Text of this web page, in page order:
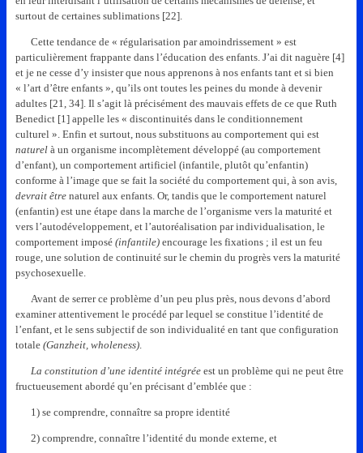
surtout de certaines sublimations [22].
Cette tendance de « régularisation par amoindrissement » est
particulièrement frappante dans l’éducation des enfants. J’ai dit naguère [4]
et je ne cesse d’y insister que nous apprenons à nos enfants tant et si bien
« l’art d’être enfants », qu’ils ont toutes les peines du monde à devenir
adultes [21, 34]. Il s’agit là précisément des mauvais effets de ce que Ruth
Benedict [1] appelle les « discontinuités dans le conditionnement
culturel ». Enfin et surtout, nous substituons au comportement qui est
naturelà un organisme incomplètement développé (au comportement
d’enfant), un comportement artificiel (infantile, plutôt qu’enfantin)
conforme à l’image que se fait la société du comportement qui, à son avis,
devrait êtrenaturel aux enfants. Or, tandis que le comportement naturel
(enfantin) est une étape dans la marche de l’organisme vers la maturité et
vers l’autodéveloppement, et l’autoréalisation par individualisation, le
comportement imposé (infantile)encourage les fixations ; il est un feu
rouge, une solution de continuité sur le chemin du progrès vers la maturité
psychosexuelle.
Avant de serrer ce problème d’un peu plus près, nous devons d’abord
examiner attentivement le procédé par lequel se constitue l’identité de
l’enfant, et le sens subjectif de son individualité en tant que configuration
totale (Ganzheit, wholeness).
La constitution d’une identité intégréeest un problème qui ne peut être
fructueusement abordé qu’en précisant d’emblée que :
1) se comprendre, connaître sa propre identité
2) comprendre, connaître l’identité du monde externe, et